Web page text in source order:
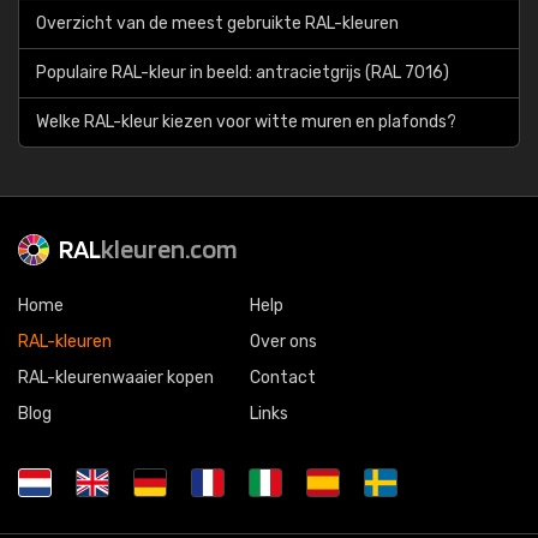
Overzicht van de meest gebruikte RAL-kleuren
Populaire RAL-kleur in beeld: antracietgrijs (RAL 7016)
Welke RAL-kleur kiezen voor witte muren en plafonds?
RALkleuren.com
Home
RAL-kleuren
RAL-kleurenwaaier kopen
Blog
Help
Over ons
Contact
Links